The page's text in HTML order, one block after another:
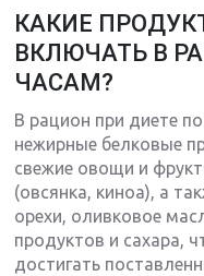
КАКИЕ
ВКЛЮЧАТЬ В
ЧАСАМ?
В рацион при диете
нежирные белковые
свежие овощи и
(овсянка, киноа), а
орехи, оливковое
продуктов и сахара,
достигать